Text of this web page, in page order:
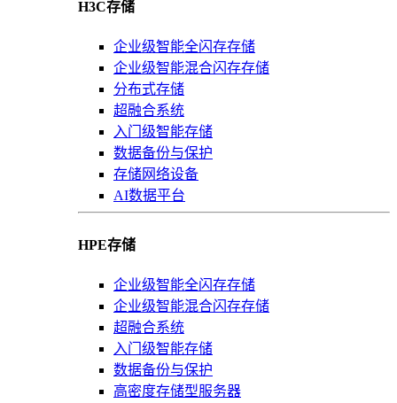
H3C存储
企业级智能全闪存存储
企业级智能混合闪存存储
分布式存储
超融合系统
入门级智能存储
数据备份与保护
存储网络设备
AI数据平台
HPE存储
企业级智能全闪存存储
企业级智能混合闪存存储
超融合系统
入门级智能存储
数据备份与保护
高密度存储型服务器